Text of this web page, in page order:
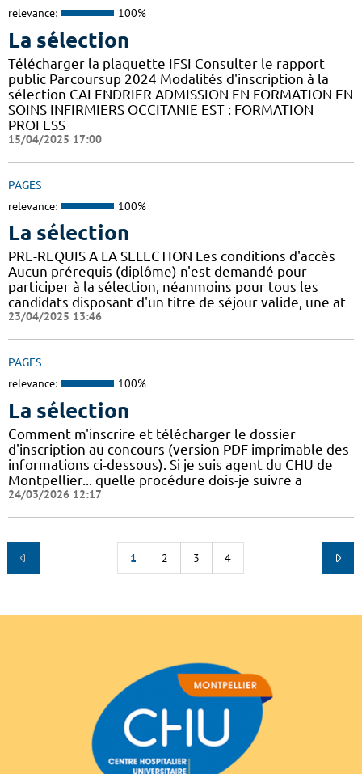
relevance: 100%
La sélection
Télécharger la plaquette IFSI Consulter le rapport
public Parcoursup 2024 Modalités d'inscription à la
sélection CALENDRIER ADMISSION EN FORMATION EN
SOINS INFIRMIERS OCCITANIE EST : FORMATION
PROFESS
15/04/2025 17:00
PAGES
relevance: 100%
La sélection
PRE-REQUIS A LA SELECTION Les conditions d'accès
Aucun prérequis (diplôme) n'est demandé pour
participer à la sélection, néanmoins pour tous les
candidats disposant d'un titre de séjour valide, une at
23/04/2025 13:46
PAGES
relevance: 100%
La sélection
Comment m'inscrire et télécharger le dossier
d'inscription au concours (version PDF imprimable des
informations ci-dessous). Si je suis agent du CHU de
Montpellier... quelle procédure dois-je suivre a
24/03/2026 12:17
1 2 3 4